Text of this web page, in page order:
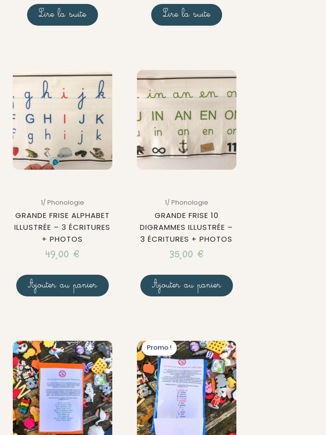
Lire la suite Lire la suite
1/ Phonologie
GRANDE FRISE ALPHABET
ILLUSTRÉE – 3 ÉCRITURES
+ PHOTOS
49,00 €
Ajouter au panier
1/ Phonologie
GRANDE FRISE 10
DIGRAMMES ILLUSTRÉE –
3 ÉCRITURES + PHOTOS
35,00 €
Ajouter au panier
Promo !
Le
prix
initial
était :
23,00 €.
Le
prix
actuel
est :
19,00 €.